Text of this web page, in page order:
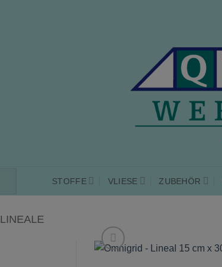
STOFFE VLIESE ZUBEHÖR
LINEALE